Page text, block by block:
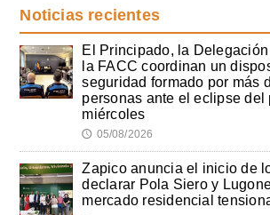
Noticias recientes
El Principado, la
la FACC coordinan un
seguridad formado por más
personas ante el eclipse del
miércoles
🕔 05/08/2026
Zapico anuncia el inicio de
declarar Pola Siero y
mercado residencial